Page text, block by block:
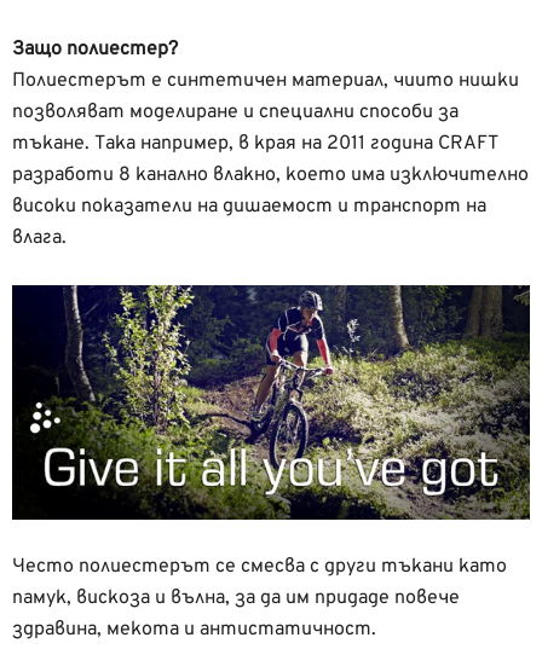
Защо полиестер?
Полиестерът е синтетичен материал, чиито нишки
позволяват моделиране и специални способи за
тъкане. Така например, в края на 2011 година CRAFT
разработи 8 канално влакно, което има изключително
високи показатели на дишаемост и транспорт на
влага.
Често полиестерът се смесва с други тъкани като
памук, вискоза и вълна, за да им придаде повече
здравина, мекота и антистатичност.